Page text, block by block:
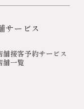
サービス
舗接客予約サービス
舗一覧